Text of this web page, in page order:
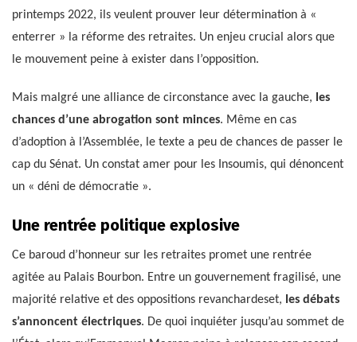
printemps 2022, ils veulent prouver leur détermination à «
enterrer » la réforme des retraites. Un enjeu crucial alors que
le mouvement peine à exister dans l’opposition.
Mais malgré une alliance de circonstance avec la gauche, les
chances d’une abrogation sont minces. Même en cas
d’adoption à l’Assemblée, le texte a peu de chances de passer le
cap du Sénat. Un constat amer pour les Insoumis, qui dénoncent
un « déni de démocratie ».
Une rentrée politique explosive
Ce baroud d’honneur sur les retraites promet une rentrée
agitée au Palais Bourbon. Entre un gouvernement fragilisé, une
majorité relative et des oppositions revanchardeset, les débats
s’annoncent électriques. De quoi inquiéter jusqu’au sommet de